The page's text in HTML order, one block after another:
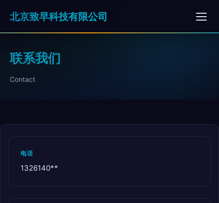
北京致早科技有限公司
联系我们
Contact
电话
1326140**